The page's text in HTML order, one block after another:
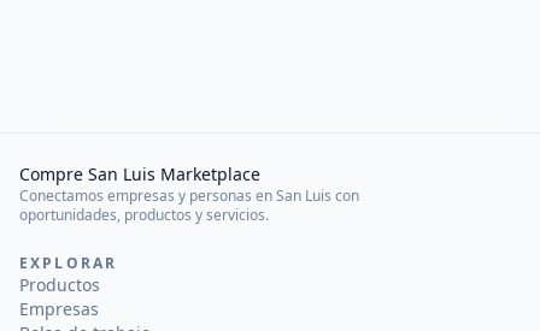
Compre San Luis Marketplace
Conectamos empresas y personas en San Luis con
oportunidades, productos y servicios.
EXPLORAR
Productos
Empresas